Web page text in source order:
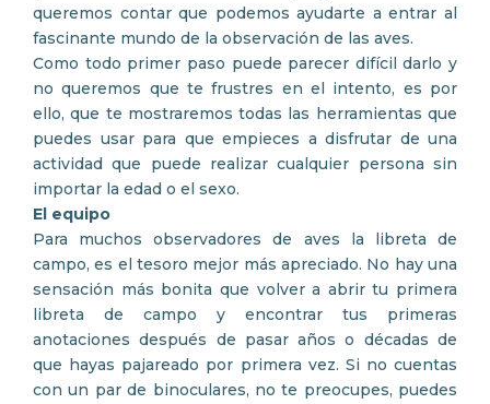
queremos contar que podemos ayudarte a entrar al
fascinante mundo de la observación de las aves.
Como todo primer paso puede parecer difícil darlo y
no queremos que te frustres en el intento, es por
ello, que te mostraremos todas las herramientas que
puedes usar para que empieces a disfrutar de una
actividad que puede realizar cualquier persona sin
importar la edad o el sexo.
El equipo
Para muchos observadores de aves la libreta de
campo, es el tesoro mejor más apreciado. No hay una
sensación más bonita que volver a abrir tu primera
libreta de campo y encontrar tus primeras
anotaciones después de pasar años o décadas de
que hayas pajareado por primera vez. Si no cuentas
con un par de binoculares, no te preocupes, puedes